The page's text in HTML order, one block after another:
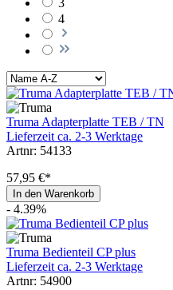
4
Truma Adapterplatte TEB / TN
Lieferzeit ca. 2-3 Werktage
Artnr: 54133
57,95 €*
In den Warenkorb
- 4.39%
Truma Bedienteil CP plus
Lieferzeit ca. 2-3 Werktage
Artnr: 54900